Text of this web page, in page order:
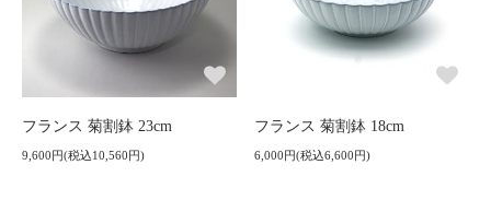
フランス 菊割鉢 23cm
9,600円(税込10,560円)
フランス 菊割鉢 18cm
6,000円(税込6,600円)